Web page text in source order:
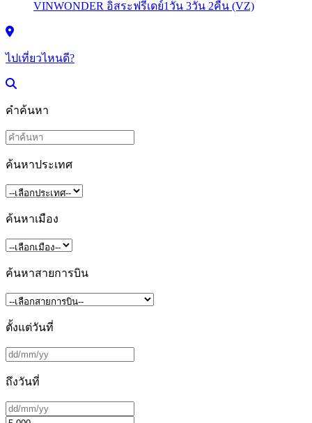
ไปเที่ยวไหนดี?
คำค้นหา
ค้นหาประเทศ
ค้นหาเมือง
ค้นหาสายการบิน
ตั้งแต่วันที่
ถึงวันที่